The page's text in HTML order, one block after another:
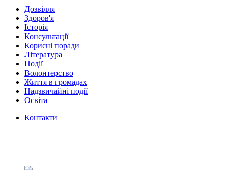
Дозвілля
Здоров'я
Історія
Консультації
Корисні поради
Література
Події
Волонтерство
Життя в громадах
Надзвичайні події
Освіта
Контакти